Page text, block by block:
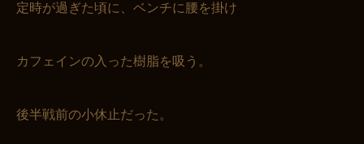
定時が過ぎた頃に、ベンチに腰を掛け
カフェインの入った樹脂を吸う。
後半戦前の小休止だった。